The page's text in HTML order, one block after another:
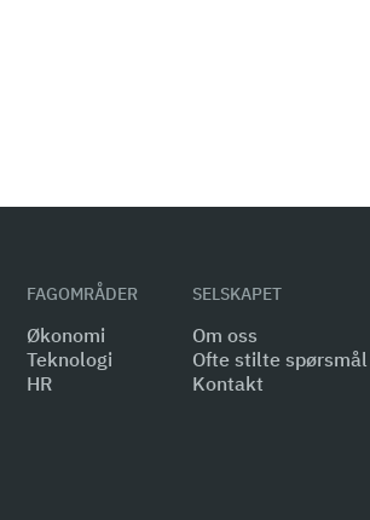
FAGOMRÅDER
Økonomi
Teknologi
HR
SELSKAPET
Om oss
Ofte stilte spørsmål
Kontakt